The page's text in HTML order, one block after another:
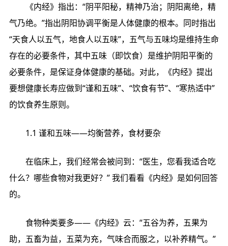
《内经》指出：“阴平阳秘，精神乃治；阴阳离绝，精
气乃绝。”指出阴阳协调平衡是人体健康的根本。同时指出
“天食人以五气，地食人以五味”，五气与五味均是维持生命
存在的必要条件，其中五味（即饮食）是维护阴阳平衡的
必要条件，是保证身体健康的基础。对此，《内经》提出
要想健康长寿应做到“谨和五味”、“饮食有节”、“寒热适中”
的饮食养生原则。
1.1 谨和五味——均衡营养，食材要杂
在临床上，我们经常会被问到：“医生，您看我适合吃
什么？哪些食物对我更好？” 我们看看《内经》是如何回答
的。
食物种类要多——《内经》云：“五谷为养，五果为
助，五畜为益，五菜为充，气味合而服之，以补养精气。”